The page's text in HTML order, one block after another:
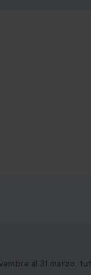
al 31 marzo,